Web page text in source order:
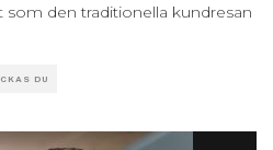
som den traditionella kundresan
DU